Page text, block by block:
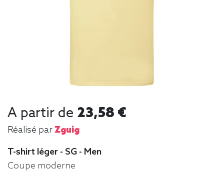
A partir de 23,58 €
Réalisé parZguig
T-shirt léger - SG - Men
Coupe moderne